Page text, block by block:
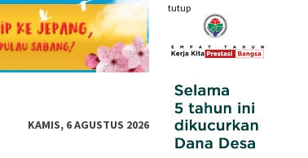
tutup
KAMIS, 6 AGUSTUS 2026